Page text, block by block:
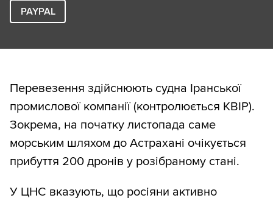
PAYPAL
Перевезення здійснюють судна Іранської
промислової компанії (контролюється КВІР).
Зокрема, на початку листопада саме
морським шляхом до Астрахані очікується
прибуття 200 дронів у розібраному стані.
У ЦНС вказують, що росіяни активно